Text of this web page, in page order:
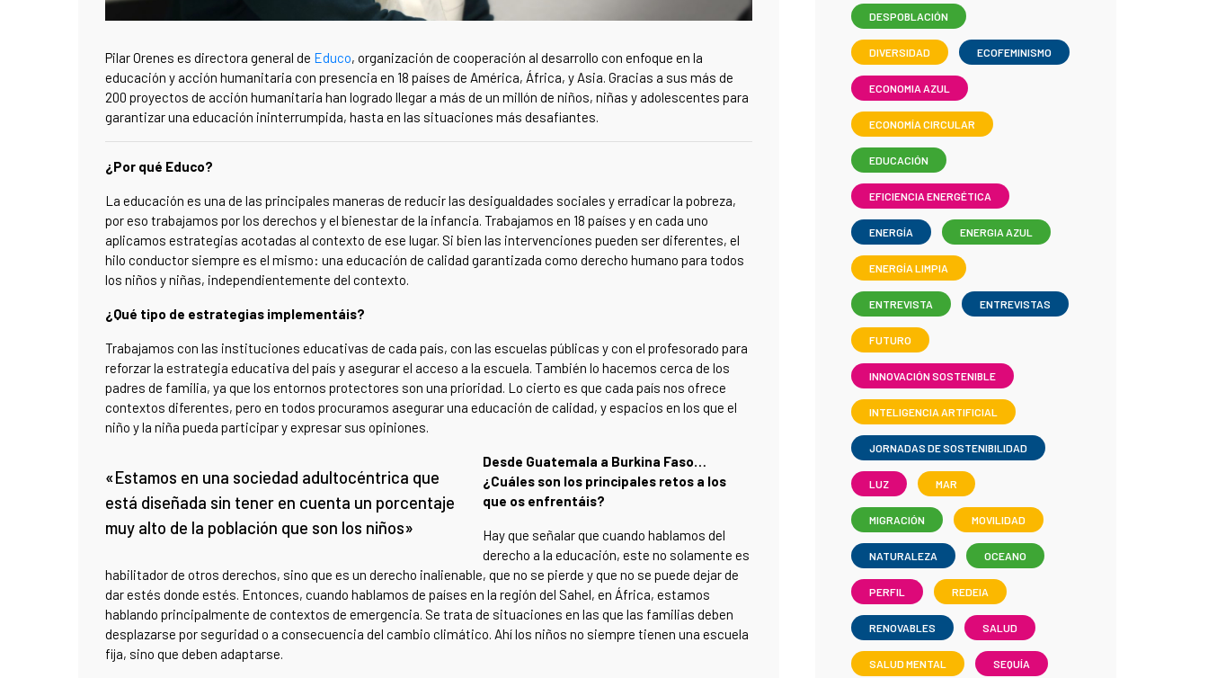
Pilar Orenes es directora general de Educo, organización de cooperación al desarrollo con enfoque en la
educación y acción humanitaria con presencia en 18 países de América, África, y Asia. Gracias a sus más de
200 proyectos de acción humanitaria han logrado llegar a más de un millón de niños, niñas y adolescentes para
garantizar una educación ininterrumpida, hasta en las situaciones más desafiantes.
¿Por qué Educo?
La educación es una de las principales maneras de reducir las desigualdades sociales y erradicar la pobreza,
por eso trabajamos por los derechos y el bienestar de la infancia. Trabajamos en 18 países y en cada uno
aplicamos estrategias acotadas al contexto de ese lugar. Si bien las intervenciones pueden ser diferentes, el
hilo conductor siempre es el mismo: una educación de calidad garantizada como derecho humano para todos
los niños y niñas, independientemente del contexto.
¿Qué tipo de estrategias implementáis?
Trabajamos con las instituciones educativas de cada país, con las escuelas públicas y con el profesorado para
reforzar la estrategia educativa del país y asegurar el acceso a la escuela. También lo hacemos cerca de los
padres de familia, ya que los entornos protectores son una prioridad. Lo cierto es que cada país nos ofrece
contextos diferentes, pero en todos procuramos asegurar una educación de calidad, y espacios en los que el
niño y la niña pueda participar y expresar sus opiniones.
«Estamos en una sociedad adultocéntrica que
está diseñada sin tener en cuenta un porcentaje
muy alto de la población que son los niños»
Desde Guatemala a Burkina Faso…
¿Cuáles son los principales retos a los
que os enfrentáis?
Hay que señalar que cuando hablamos del
derecho a la educación, este no solamente es
habilitador de otros derechos, sino que es un derecho inalienable, que no se pierde y que no se puede dejar de
dar estés donde estés. Entonces, cuando hablamos de países en la región del Sahel, en África, estamos
hablando principalmente de contextos de emergencia. Se trata de situaciones en las que las familias deben
desplazarse por seguridad o a consecuencia del cambio climático. Ahí los niños no siempre tienen una escuela
fija, sino que deben adaptarse.
DESPOBLACIÓN
DIVERSIDAD ECOFEMINISMO
ECONOMIA AZUL
ECONOMÍA CIRCULAR
EDUCACIÓN
EFICIENCIA ENERGÉTICA
ENERGÍA ENERGIA AZUL
ENERGÍA LIMPIA
ENTREVISTA ENTREVISTAS
FUTURO
INNOVACIÓN SOSTENIBLE
INTELIGENCIA ARTIFICIAL
JORNADAS DE SOSTENIBILIDAD
LUZ MAR
MIGRACIÓN MOVILIDAD
NATURALEZA OCEANO
PERFIL REDEIA
RENOVABLES SALUD
SALUD MENTAL SEQUÍA